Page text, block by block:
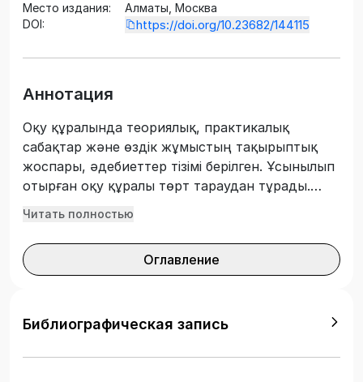
Место издания:
Алматы, Москва
DOI:
https://doi.org/10.23682/144115
Аннотация
Оқу құралында теориялық, практикалық
сабақтар және өздік жұмыстың тақырыптық
жоспары, әдебиеттер тізімі берілген. Ұсынылып
отырған оқу құралы төрт тараудан тұрады.
Дизайн теориясы мен әдіснамасы, дизайн
қарастырылған. Оқу құралын дизайнерлер,
мұғалімдер, педагогикалық колледждердің
технология пәнінің міндеттері, осы пәндердің
әдістемесі. Дизайн болашағы. Өндірістік іс-
Читать полностью
Оглавление
Библиографическая запись